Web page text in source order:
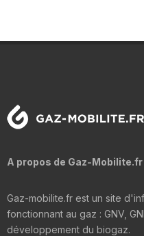
A propos de Gaz-Mobilite.fr
Gaz-mobilite.fr est un site
fonctionnant au gaz : GNV,
développement du biogaz.